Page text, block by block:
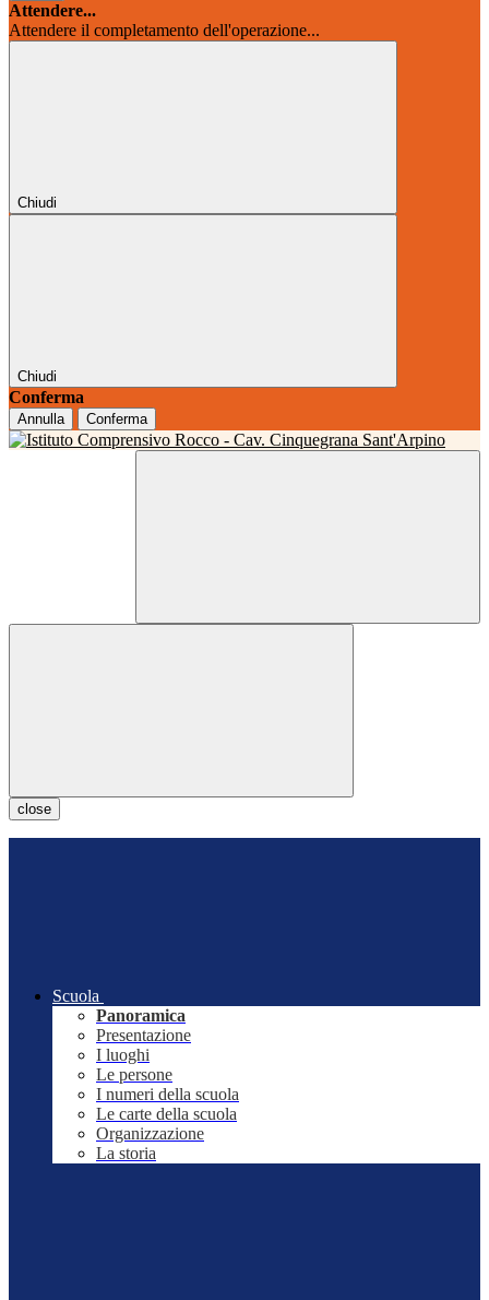
Attendere...
Attendere il completamento dell'operazione...
Chiudi
Chiudi
Conferma
Annulla Conferma
close
Scuola
Panoramica
Presentazione
I luoghi
Le persone
I numeri della scuola
Le carte della scuola
Organizzazione
La storia